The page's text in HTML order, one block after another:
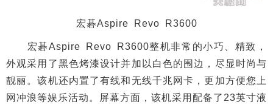
宏碁Aspire Revo R3600
宏碁Aspire Revo R3600整机非常的小巧、精致，
外观采用了黑色烤漆设计并加以白色的围边，尽显时尚与
靓丽。该机还内置了有线和无线千兆网卡，更加方便您上
网冲浪等娱乐活动。屏幕方面，该机采用配备了23英寸液